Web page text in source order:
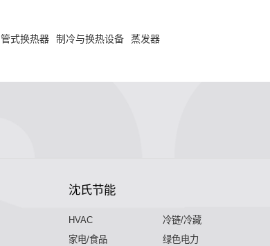
管式换热器 制冷与换热设备 蒸发器
沈氏节能
HVAC
冷链/冷藏
家电/食品
绿色电力